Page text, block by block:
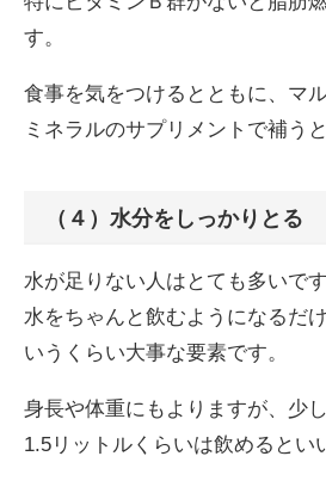
す。
食事を気をつけるとともに、マ
ミネラルのサプリメントで補う
（４）水分をしっかりとる
水が足りない人はとても多いです
水をちゃんと飲むようになるだ
いうくらい大事な要素です。
身長や体重にもよりますが、少
1.5リットルくらいは飲めるとい